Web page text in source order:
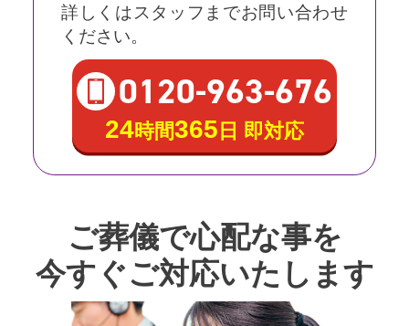
詳しくはスタッフまでお問い合わせ
ください。
0120-963-676
24時間365 日 即対応
ご葬儀で心配な事を
今すぐご対応いたします